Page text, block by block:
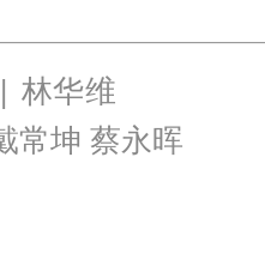
| 林华维
常坤 蔡永晖